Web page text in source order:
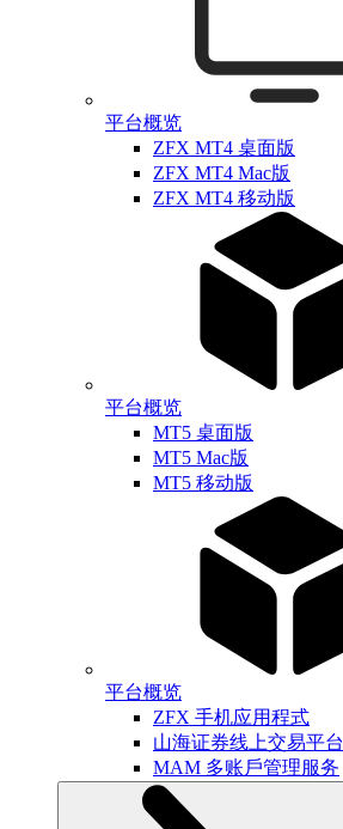
平台概览
ZFX MT4 桌面版
ZFX MT4 Mac版
ZFX MT4 移动版
平台概览
MT5 桌面版
MT5 Mac版
MT5 移动版
平台概览
ZFX 手机应用程式
山海证券线上交易平台
MAM 多账戶管理服务